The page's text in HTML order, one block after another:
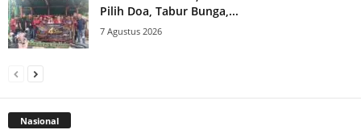
Pilih Doa, Tabur Bunga,...
7 Agustus 2026
Nasional